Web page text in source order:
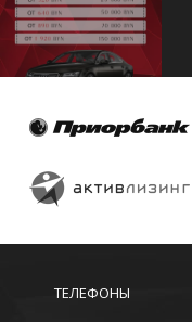
ТЕЛЕФОНЫ